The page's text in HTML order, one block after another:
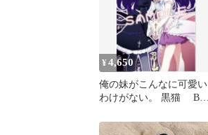
¥4,650
俺の妹がこんなに可愛い
わけがない。 黒猫 B2
典